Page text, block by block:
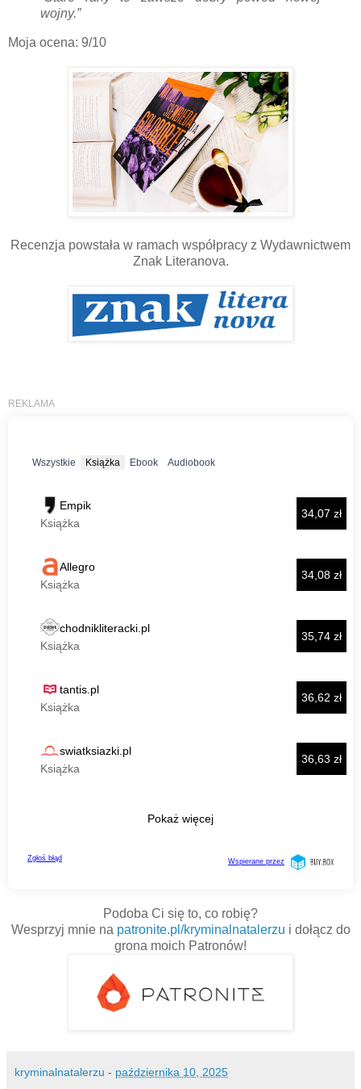
wojny.”
Moja ocena: 9/10
Recenzja powstała w ramach współpracy z Wydawnictwem
Znak Literanova.
Podoba Ci się to, co robię?
Wesprzyj mnie na patronite.pl/kryminalnatalerzu i dołącz do
grona moich Patronów!
kryminalnatalerzu - października 10, 2025